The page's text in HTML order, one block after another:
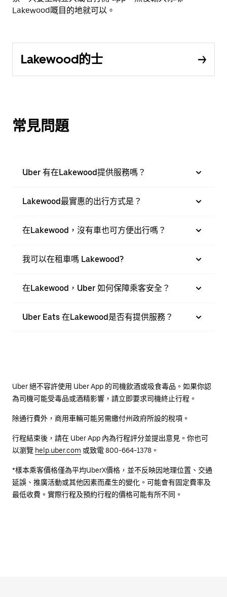
Lakewood嘅目的地就可以。
Lakewood的士
常見問題
Uber 有在Lakewood提供服務嗎？
Lakewood最實惠的出行方式是？
在Lakewood，沒有車也可方便出行嗎？
我可以在租車嗎 Lakewood?
在Lakewood，Uber 如何保障乘客安全？
Uber Eats 在Lakewood是否有提供服務？
Uber 絕不容許使用 Uber App 的司機飲酒或吸食毒品。如果你認
為司機可能受毒品或酒精影響，請立即要求司機終止行程。
除通行費外，商用車輛可能另需繳付州政府所設的稅項。
行程結束後，請在 Uber App 內為行程評分並提出意見。你也可
以瀏覽 help.uber.com 或致電 800-664-1378。
*樣本乘客價格僅為平均UberX價格，並不反映因地理位置、交通
延誤、推廣活動或其他因素而產生的變化。可能會有固定費率及
最低收費。實際行程及預約行程的價格可能有所不同。